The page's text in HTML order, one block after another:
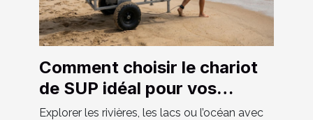
Comment choisir le chariot
de SUP idéal pour vos
aventures ?
Explorer les rivières, les lacs ou l’océan avec